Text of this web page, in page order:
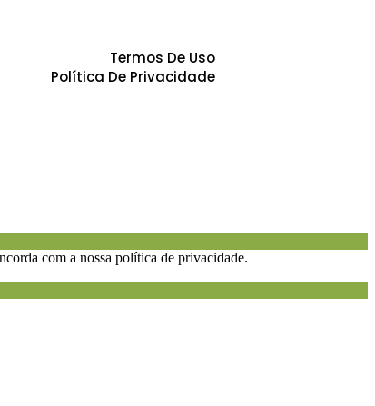
Termos De Uso
Política De Privacidade
com a nossa política de privacidade.